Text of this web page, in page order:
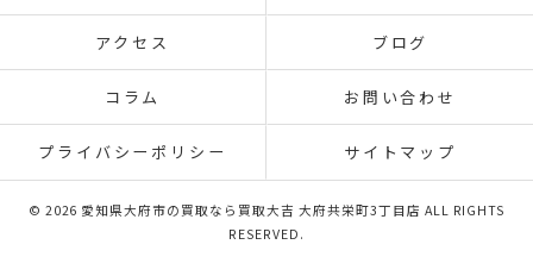
アクセス ブログ
コラム お問い合わせ
プライバシーポリシー サイトマップ
© 2026 愛知県大府市の買取なら買取大吉 大府共栄町3丁目店 ALL RIGHTS
RESERVED.